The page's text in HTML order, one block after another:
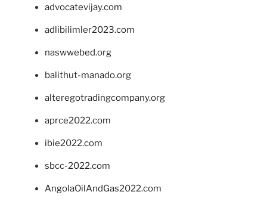
advocatevijay.com
adlibilimler2023.com
naswwebed.org
balithut-manado.org
alteregotradingcompany.org
aprce2022.com
ibie2022.com
sbcc-2022.com
AngolaOilAndGas2022.com